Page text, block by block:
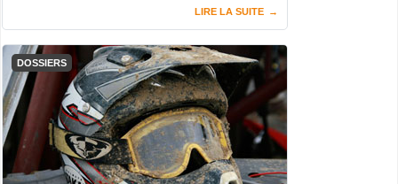
LIRE LA SUITE
DOSSIERS